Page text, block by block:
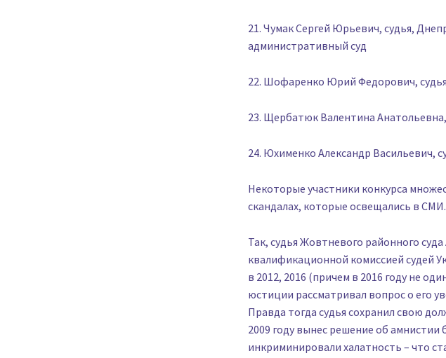
21. Чумак Сергей Юрьевич, судья,
административный суд
22. Шофаренко Юрий Федорович,
23. Щербатюк Валентина
24. Юхименко Александр Васильевич,
Некоторые участники конкурса
скандалах, которые освещались в СМИ.
Так, судья Жовтневого районного
квалификационной комиссией судей
в 2012, 2016 (причем в 2016 году не
юстиции рассматривал вопрос о его
Правда тогда судья сохранил свою
2009 году вынес решение об
инкриминировали халатность – что